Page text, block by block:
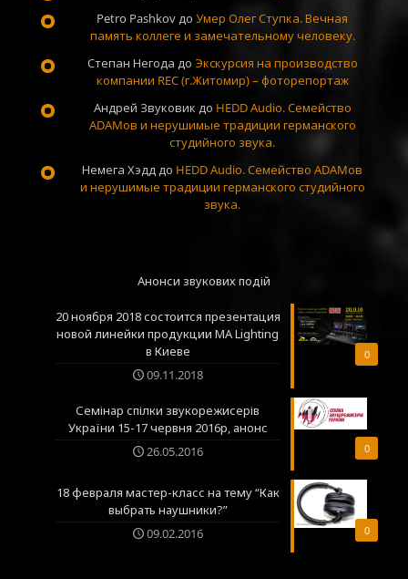
Petro Pashkovдо Умер Олег Ступка. Вечная
память коллеге и замечательному человеку.
Степан Негода до Экскурсия на производство
компании REC (г.Житомир) – фоторепортаж
Андрей Звуковик до HEDD Audio. Семейство
ADAMов и нерушимые традиции германского
студийного звука.
Немега Хэдддо HEDD Audio. Семейство ADAMов
и нерушимые традиции германского студийного
звука.
Анонси звукових подій
0
20 ноября 2018 состоится презентация
новой линейки продукции MA Lighting
в Киеве
09.11.2018
0
Семінар спілки звукорежисерів
України 15-17 червня 2016р, анонс
26.05.2016
0
18 февраля мастер-класс на тему “Как
выбрать наушники?”
09.02.2016